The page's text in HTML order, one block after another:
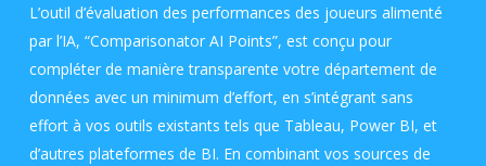
L’outil d’évaluation des performances des joueurs alimenté
par l’IA, “Comparisonator AI Points”, est conçu pour
compléter de manière transparente votre département de
données avec un minimum d’effort, en s’intégrant sans
effort à vos outils existants tels que Tableau, Power BI, et
d’autres plateformes de BI. En combinant vos sources de